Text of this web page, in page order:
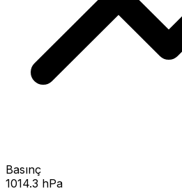
Basınç
1014.3 hPa